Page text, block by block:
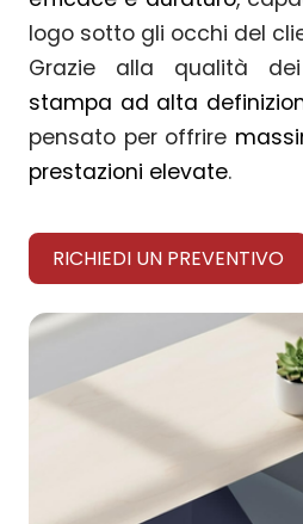
logo sotto gli occhi del
Grazie alla qualità
stampa ad alta
pensato per offrire
prestazioni elevate.
RICHIEDI UN PREVENTIVO